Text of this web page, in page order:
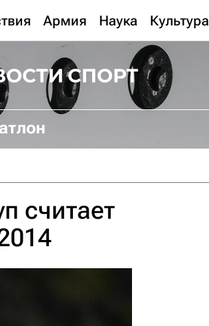
Армия Наука Культура
считает